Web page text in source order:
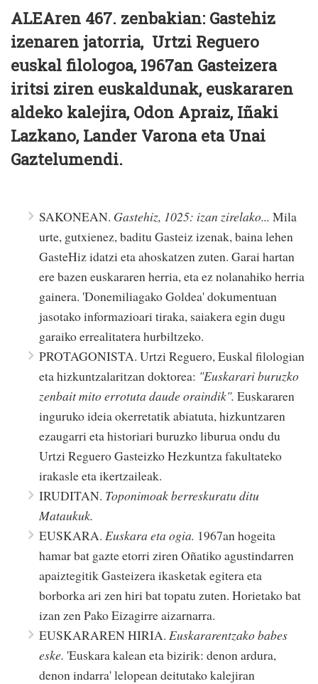
ALEAren 467. zenbakian: Gastehiz
izenaren jatorria, Urtzi Reguero
euskal filologoa, 1967an Gasteizera
iritsi ziren euskaldunak, euskararen
aldeko kalejira, Odon Apraiz, Iñaki
Lazkano, Lander Varona eta Unai
Gaztelumendi.
SAKONEAN. Gastehiz, 1025: izan zirelako... Mila
urte, gutxienez, baditu Gasteiz izenak, baina lehen
GasteHiz idatzi eta ahoskatzen zuten. Garai hartan
ere bazen euskararen herria, eta ez nolanahiko herria
gainera. 'Donemiliagako Goldea' dokumentuan
jasotako informazioari tiraka, saiakera egin dugu
garaiko errealitatera hurbiltzeko.
PROTAGONISTA. Urtzi Reguero, Euskal filologian
eta hizkuntzalaritzan doktorea: "Euskarari buruzko
zenbait mito errotuta daude oraindik". Euskararen
inguruko ideia okerretatik abiatuta, hizkuntzaren
ezaugarri eta historiari buruzko liburua ondu du
Urtzi Reguero Gasteizko Hezkuntza fakultateko
irakasle eta ikertzaileak.
IRUDITAN. Toponimoak berreskuratu ditu
Mataukuk.
EUSKARA. Euskara eta ogia. 1967an hogeita
hamar bat gazte etorri ziren Oñatiko agustindarren
apaiztegitik Gasteizera ikasketak egitera eta
borborka ari zen hiri bat topatu zuten. Horietako bat
izan zen Pako Eizagirre aizarnarra.
EUSKARAREN HIRIA. Euskararentzako babes
eske. 'Euskara kalean eta bizirik: denon ardura,
denon indarra' lelopean deitutako kalejiran